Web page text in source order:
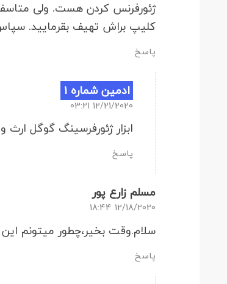
کلیپ براش تهیف بقرمایید.
پاسخ
ادمین شماره ۱
12/21/2020 03:21
ابزار ژئورفرسینگ گوگل
پاسخ
مسلم زارع پور
12/18/2020 18:44
سلام.وقت بخیر،چطور میتونم
پاسخ